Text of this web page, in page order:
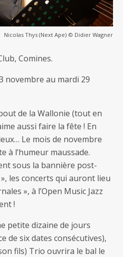
Nicolas Thys (Next Ape) © Didier Wagner
Comines.
novembre au mardi 29
de la Wallonie (tout en
aussi faire la fête ! En
Le mois de novembre
à l’humeur maussade.
sous la bannière post-
les concerts qui auront lieu
», à l’Open Music Jazz
!
petite dizaine de jours
de six dates consécutives),
fils) Trio ouvrira le bal le